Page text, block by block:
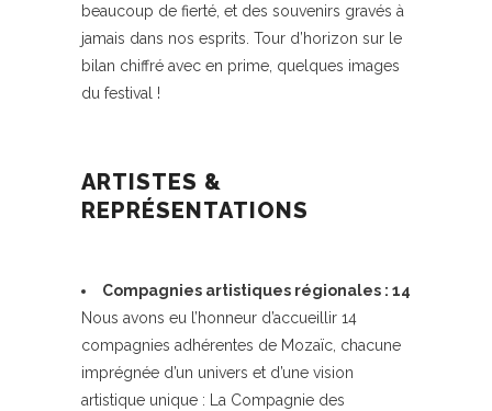
beaucoup de fierté, et des souvenirs gravés à
jamais dans nos esprits. Tour d’horizon sur le
bilan chiffré avec en prime, quelques images
du festival !
ARTISTES &
REPRÉSENTATIONS
Compagnies artistiques régionales : 14
Nous avons eu l’honneur d’accueillir 14
compagnies adhérentes de Mozaïc, chacune
imprégnée d’un univers et d’une vision
artistique unique : La Compagnie des